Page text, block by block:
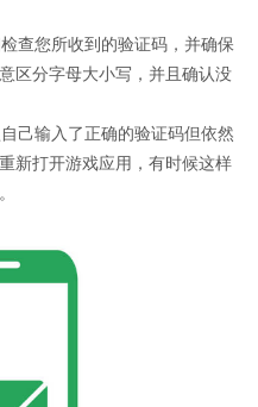
查您所收到的验证码，并确保
区分字母大小写，并且确认没
己输入了正确的验证码但依然
新打开游戏应用，有时候这样